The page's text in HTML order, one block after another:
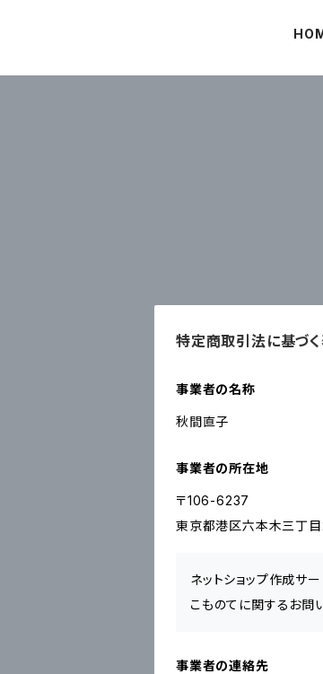
特定商取引法に基づ
事業者の名称
秋間直子
事業者の所在地
〒106-6237
東京都港区六本木三丁
ネットショップ作成サ
こものてに関するお問
事業者の連絡先